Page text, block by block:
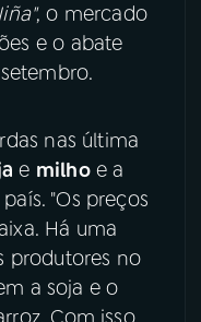
, o mercado
e o abate
nas última
e milhoe a
"Os preços
Há uma
produtores no
a soja e o